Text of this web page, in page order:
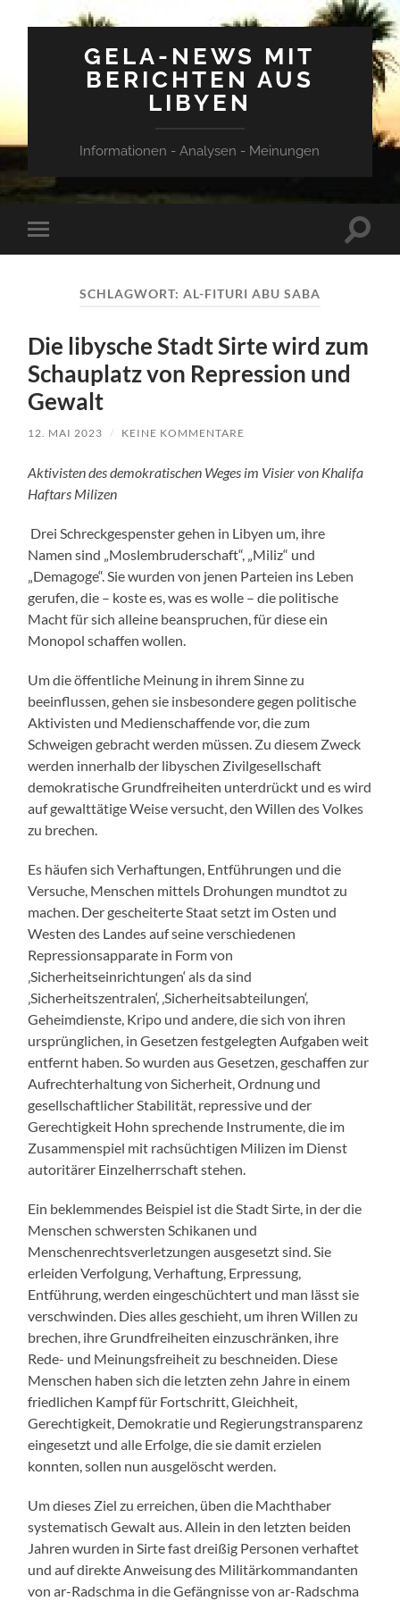
GELA-NEWS MIT
BERICHTEN AUS
LIBYEN
Informationen - Analysen - Meinungen
Mobile-
Menü
SCHLAGWORT: AL-FITURI ABU SABA
Die libysche Stadt Sirte wird zum
Schauplatz von Repression und
Gewalt
12. MAI 2023 / KEINE KOMMENTARE
Aktivisten des demokratischen Weges im Visier von Khalifa
Haftars Milizen
Drei Schreckgespenster gehen in Libyen um, ihre
Namen sind „Moslembruderschaft“, „Miliz“ und
„Demagoge“. Sie wurden von jenen Parteien ins Leben
gerufen, die – koste es, was es wolle – die politische
Macht für sich alleine beanspruchen, für diese ein
Monopol schaffen wollen.
Um die öffentliche Meinung in ihrem Sinne zu
beeinflussen, gehen sie insbesondere gegen politische
Aktivisten und Medienschaffende vor, die zum
Schweigen gebracht werden müssen. Zu diesem Zweck
werden innerhalb der libyschen Zivilgesellschaft
demokratische Grundfreiheiten unterdrückt und es wird
auf gewalttätige Weise versucht, den Willen des Volkes
zu brechen.
Es häufen sich Verhaftungen, Entführungen und die
Versuche, Menschen mittels Drohungen mundtot zu
machen. Der gescheiterte Staat setzt im Osten und
Westen des Landes auf seine verschiedenen
Repressionsapparate in Form von
‚Sicherheitseinrichtungen‘ als da sind
‚Sicherheitszentralen‘, ‚Sicherheitsabteilungen‘,
Geheimdienste, Kripo und andere, die sich von ihren
ursprünglichen, in Gesetzen festgelegten Aufgaben weit
entfernt haben. So wurden aus Gesetzen, geschaffen zur
Aufrechterhaltung von Sicherheit, Ordnung und
gesellschaftlicher Stabilität, repressive und der
Gerechtigkeit Hohn sprechende Instrumente, die im
Zusammenspiel mit rachsüchtigen Milizen im Dienst
autoritärer Einzelherrschaft stehen.
Ein beklemmendes Beispiel ist die Stadt Sirte, in der die
Menschen schwersten Schikanen und
Menschenrechtsverletzungen ausgesetzt sind. Sie
erleiden Verfolgung, Verhaftung, Erpressung,
Entführung, werden eingeschüchtert und man lässt sie
verschwinden. Dies alles geschieht, um ihren Willen zu
brechen, ihre Grundfreiheiten einzuschränken, ihre
Rede- und Meinungsfreiheit zu beschneiden. Diese
Menschen haben sich die letzten zehn Jahre in einem
friedlichen Kampf für Fortschritt, Gleichheit,
Gerechtigkeit, Demokratie und Regierungstransparenz
eingesetzt und alle Erfolge, die sie damit erzielen
konnten, sollen nun ausgelöscht werden.
Um dieses Ziel zu erreichen, üben die Machthaber
systematisch Gewalt aus. Allein in den letzten beiden
Jahren wurden in Sirte fast dreißig Personen verhaftet
und auf direkte Anweisung des Militärkommandanten
von ar-Radschma in die Gefängnisse von ar-Radschma